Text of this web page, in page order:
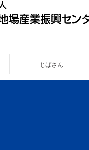
じばさん